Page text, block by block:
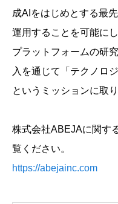
成AIをはじめとする最
運用することを可能に
プラットフォームの研
入を通じて「テクノロ
というミッションに取
株式会社ABEJAに関す
覧ください。
https://abejainc.com